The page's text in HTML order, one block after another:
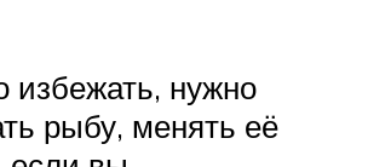
избежать, нужно
рыбу, менять её